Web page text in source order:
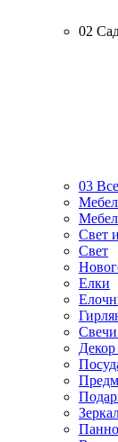
02
03
Свет
Свет
Елки
Панно